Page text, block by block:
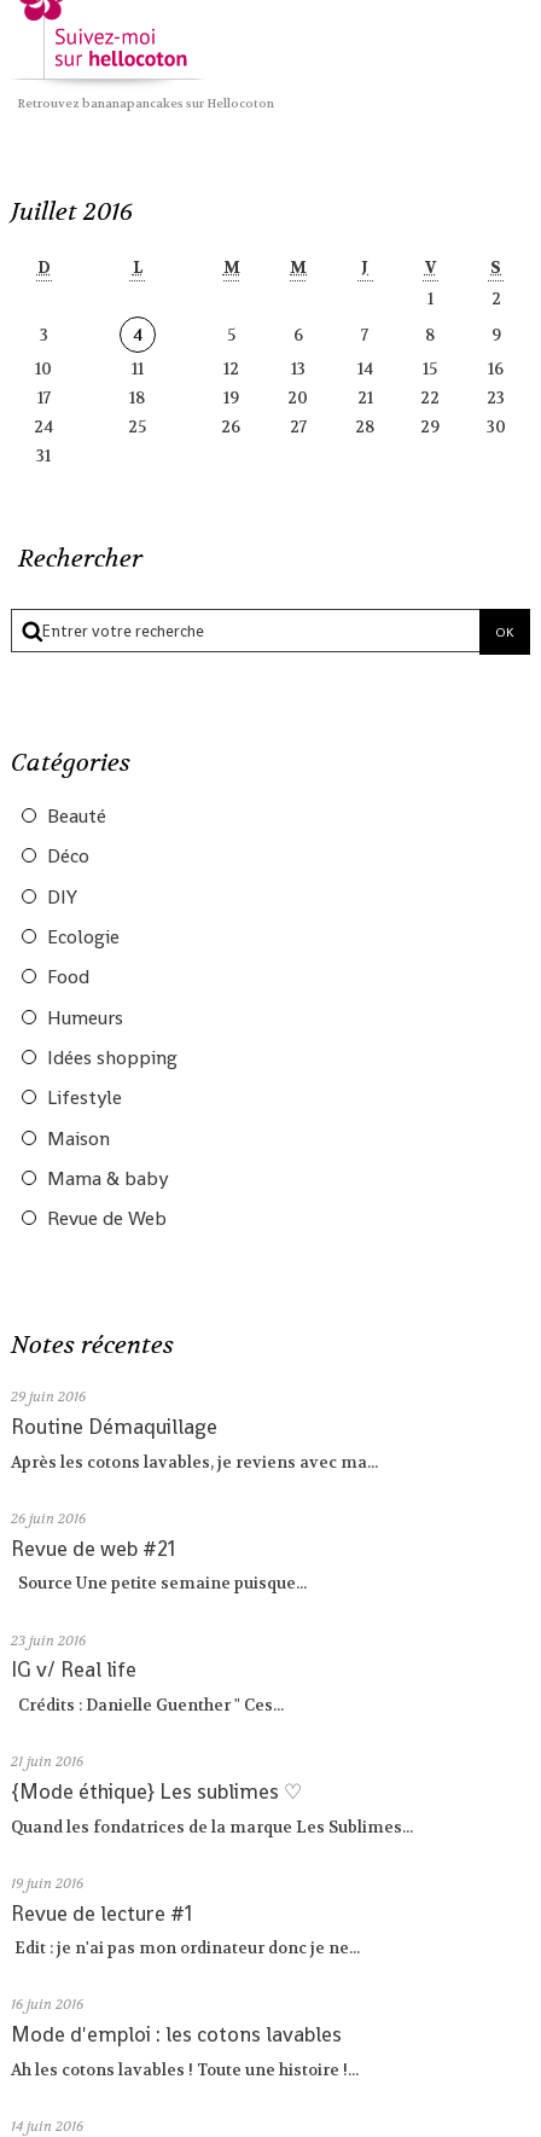
Retrouvez bananapancakes sur Hellocoton
Juillet 2016
D L M M J V
S
1
2
3
4 5 6 7 8
9
10
11 12 13 14 15
16
17
18 19 20 21 22
23
24
25 26 27 28 29
30
31
Rechercher
Catégories
Beauté
Déco
DIY
Ecologie
Food
Humeurs
Idées shopping
Lifestyle
Maison
Mama & baby
Revue de Web
Notes récentes
29 juin 2016
Routine Démaquillage
Après les cotons lavables, je reviens avec ma...
26 juin 2016
Revue de web #21
Source Une petite semaine puisque...
23 juin 2016
IG v/ Real life
Crédits : Danielle Guenther " Ces...
21 juin 2016
{Mode éthique} Les sublimes ♡
Quand les fondatrices de la marque Les Sublimes...
19 juin 2016
Revue de lecture #1
Edit : je n'ai pas mon ordinateur donc je ne...
16 juin 2016
Mode d'emploi : les cotons lavables
Ah les cotons lavables ! Toute une histoire !...
14 juin 2016